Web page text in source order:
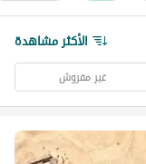
الأكثر مشاهدة
غير مفروش